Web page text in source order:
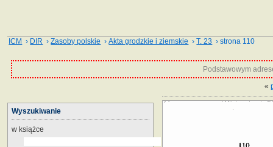
ICM › DIR ›Zasoby polskie ›Akta grodzkie i ziemskie ›T. 23 › strona 110
Podstawowym
«
Wyszukiwanie
w książce